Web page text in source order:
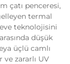
çatı penceresi,
termal
teknolojisini
düşük
üçlü camlı
zararlı UV